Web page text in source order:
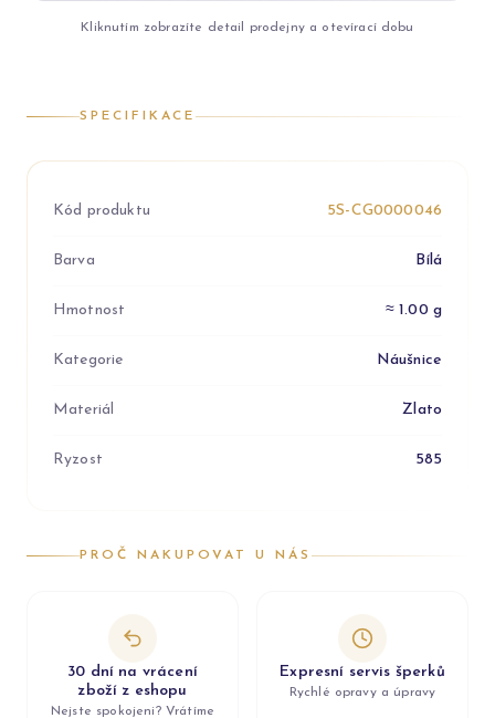
Kliknutím zobrazíte detail prodejny a otevírací dobu
SPECIFIKACE
Kód produktu 5S-CG0000046
Barva Bílá
Hmotnost ≈ 1.00 g
Kategorie Náušnice
Materiál Zlato
Ryzost 585
PROČ NAKUPOVAT U NÁS
30 dní na vrácení
zboží z eshopu
Nejste spokojeni? Vrátíme
Expresní servis šperků
Rychlé opravy a úpravy